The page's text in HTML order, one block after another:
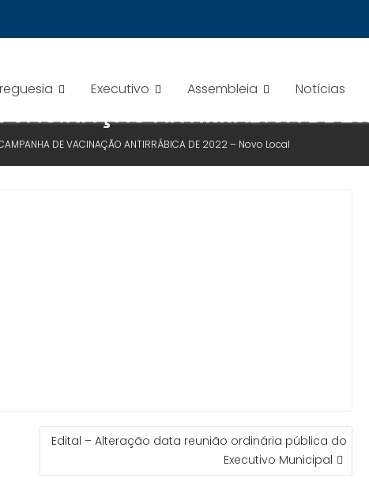
Executivo Assembleia Notícias
VACINAÇÃO ANTIRRÁBICA DE
DE VACINAÇÃO ANTIRRÁBICA DE 2022 – Novo Local
Edital – Alteração data reunião ordinária pública do
Executivo Municipal